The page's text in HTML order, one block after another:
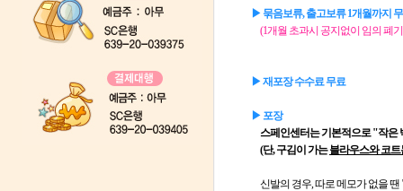
▶ 묶음보류, 출고보류 1개월까지
(1개월 초과시 공지없이 임의 폐
▶ 재포장 수수료 무료
▶ 포장
스페인센터는 기본적으로"작은
(단, 구김이 가는블라우스와 코
신발의 경우, 따로 메모가 없을 땐